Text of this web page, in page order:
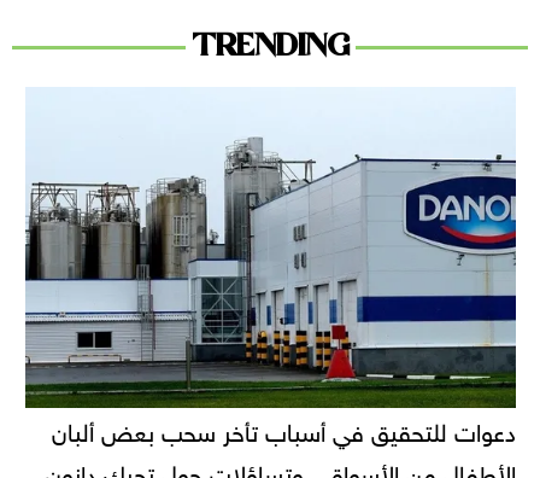
TRENDING
دعوات للتحقيق في أسباب تأخر سحب بعض ألبان